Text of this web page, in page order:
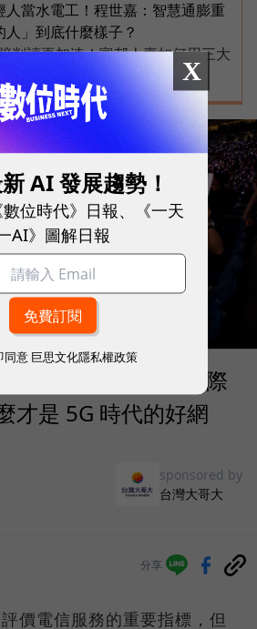
人當水電工！程世嘉：智慧通膨重
」到底什麼樣子？
判讀再加速！富邦人壽如何用三大
？
」！Opensignal 國際
才是 5G 時代的好網
sponsored by
台灣大哥大
分享
價電信服務的重要指標，但
X
AI 發展趨勢！
位時代》日報、《一天
AI》圖解日報
同意 巨思文化隱私權政策